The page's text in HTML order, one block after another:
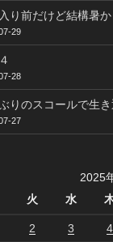
り前だけど結構暑か
29
28
りのスコールで生き
27
2025
火
水
2 3 4